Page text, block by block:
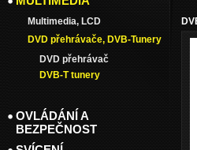
Multimedia, LCD
DVD přehrávače, DVB-Tunery
DVD přehrávač
DVB-T tunery
OVLÁDÁNÍ A
BEZPEČNOST